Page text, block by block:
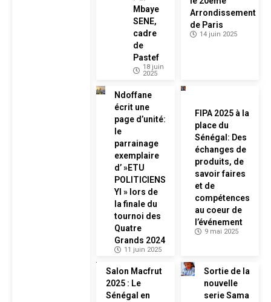
Mbaye
SENE,
cadre
de
Pastef
18 juin
2025
Arrondissement
de Paris
14 juin 2025
Ndoffane
écrit une
page d’unité:
le
parrainage
exemplaire
d’ »ETU
POLITICIENS
YI » lors de
la finale du
tournoi des
Quatre
Grands 2024
11 juin 2025
FIPA 2025 à la
place du
Sénégal: Des
échanges de
produits, de
savoir faires
et de
compétences
au coeur de
l’événement
9 mai 2025
Salon Macfrut
2025 : Le
Sénégal en
Sortie de la
nouvelle
serie Sama